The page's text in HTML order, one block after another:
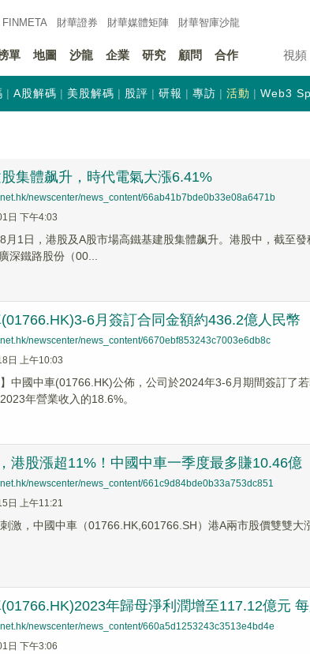
FINMETA 財華證券 財華媒體矩陣 財華智庫沙龍
單 地圖 沙龍 企業 研究 顧問 合作 視頻
A股解碼 美股解碼 股評 研報 專訪 活動 Web3
集體飙升，時代電氣大漲6.41%
newscenter/news_content/66ab41b7bde0b33e08a6471b
日 下午4:03
月1日，港股及A股市場高鐵基建股集體飙升。港股中，截至
深鐵路股份（00...
6月簽訂合同金額約436.2億人民幣
newscenter/news_content/6670ebf853243c7003e6db8c
日 上午10:03
】中國中車(01766.HK)公佈，公司於2024年3-6月期間簽訂了
年營業收入的18.6%。
港股漲超11%！中國中車一季度最多賺10.46億
newscenter/news_content/661c9d84bde0b33a753dc851
日 上午11:21
激，中國中車（01766.HK,601766.SH）港A兩市股價雙雙大
年歸母淨利潤增至117.12億元
newscenter/news_content/660a5d1253243c3513e4bd4e
日 下午3:06